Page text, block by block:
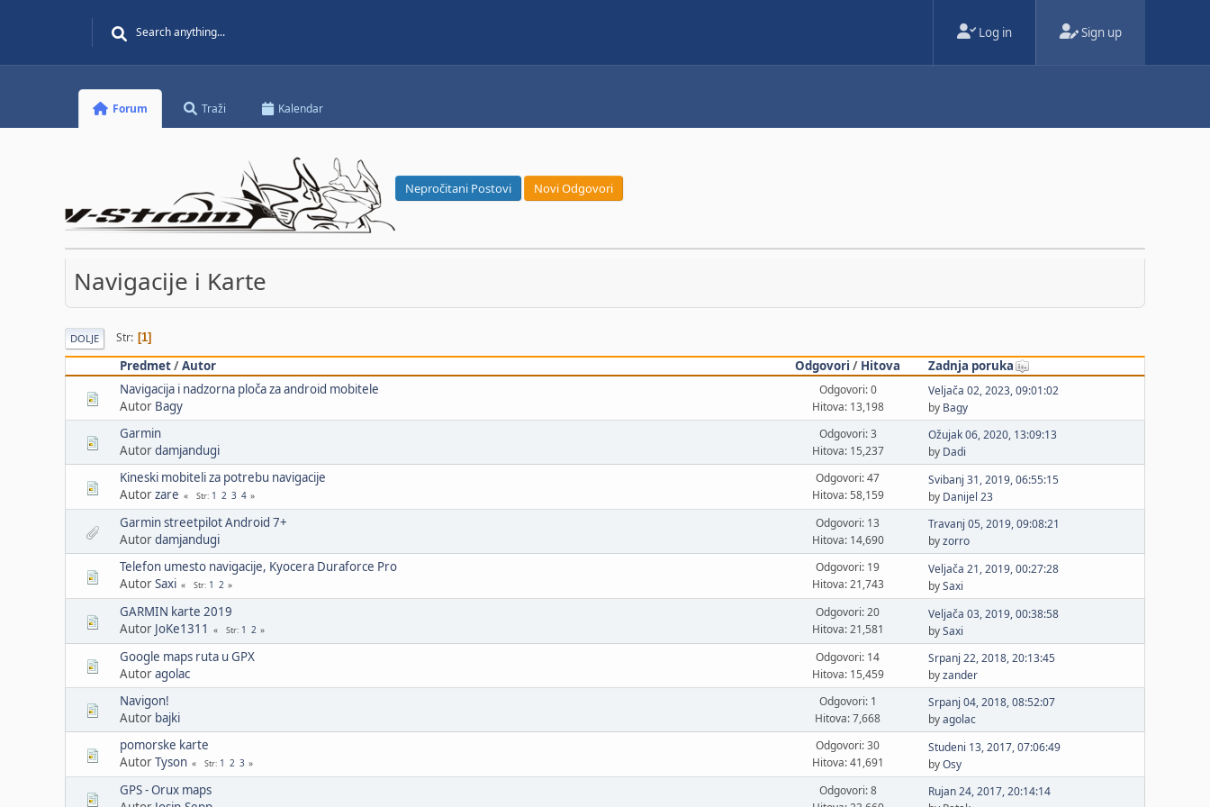
Log in Sign up
Forum Traži Kalendar
Nepročitani Postovi Novi Odgovori
Navigacije i Karte
DOLJE Str 1
Predmet/Autor Odgovori / Hitova
Zadnja poruka
Navigacija i nadzorna ploča za android mobitele
Autor Bagy
Odgovori: 0
Hitova: 13,198
Veljača 02, 2023, 09:01:02
by Bagy
Garmin
Autordamjandugi
Odgovori: 3
Hitova: 15,237
Ožujak 06, 2020, 13:09:13
by Dadi
Kineski mobiteli za potrebu navigacije
Autorzare Str 1 2 3 4
Odgovori: 47
Hitova: 58,159
Svibanj 31, 2019, 06:55:15
by Danijel 23
Garmin streetpilot Android 7+
Autordamjandugi
Odgovori: 13
Hitova: 14,690
Travanj 05, 2019, 09:08:21
byzorro
Telefon umesto navigacije, Kyocera Duraforce Pro
AutorSaxi Str 1 2
Odgovori: 19
Hitova: 21,743
Veljača 21, 2019, 00:27:28
bySaxi
GARMIN karte 2019
Autor JoKe1311 Str 1 2
Odgovori: 20
Hitova: 21,581
Veljača 03, 2019, 00:38:58
bySaxi
Google maps ruta u GPX
Autoragolac
Odgovori: 14
Hitova: 15,459
Srpanj 22, 2018, 20:13:45
byzander
Navigon!
Autor bajki
Odgovori: 1
Hitova: 7,668
Srpanj 04, 2018, 08:52:07
byagolac
pomorske karte
AutorTyson Str 1 2 3
Odgovori: 30
Hitova: 41,691
Studeni 13, 2017, 07:06:49
byOsy
GPS - Orux maps
Odgovori: 8
Rujan 24, 2017, 20:14:14